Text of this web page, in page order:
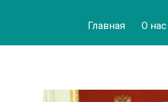
Главная О нас